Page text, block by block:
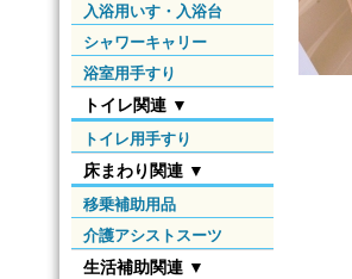
入浴用いす・入浴台
シャワーキャリー
浴室用手すり
トイレ関連 ▼
トイレ用手すり
床まわり関連 ▼
移乗補助用品
介護アシストスーツ
生活補助関連 ▼